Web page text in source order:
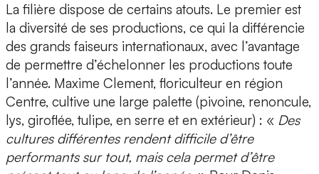
La filière dispose de certains atouts. Le premier est
la diversité de ses productions, ce qui la différencie
des grands faiseurs internationaux, avec l’avantage
de permettre d’échelonner les productions toute
l’année. Maxime Clement, floriculteur en région
Centre, cultive une large palette (pivoine, renoncule,
lys, giroflée, tulipe, en serre et en extérieur) : « Des
cultures différentes rendent difficile d’être
performants sur tout, mais cela permet d’être